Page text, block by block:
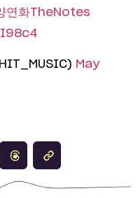
연화TheNotes
May